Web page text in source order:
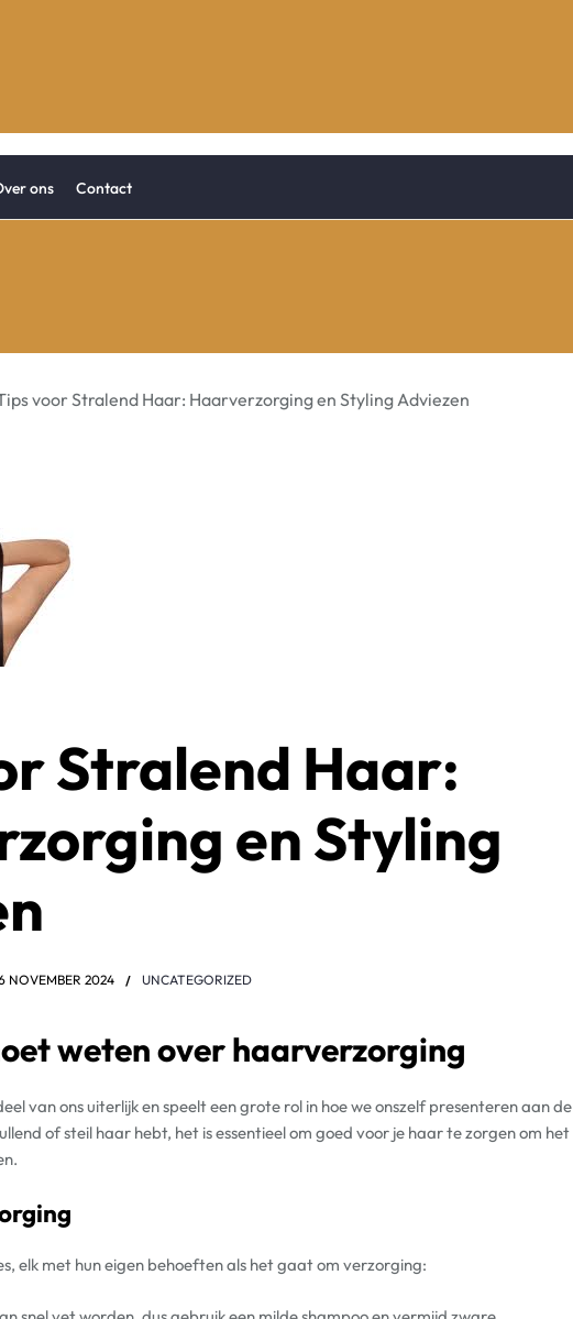
ons Contact
voor Stralend Haar: Haarverzorging en Styling Adviezen
Stralend Haar:
en Styling
NOVEMBER 2024 UNCATEGORIZED
weten over haarverzorging
van ons uiterlijk en speelt een grote rol in hoe we onszelf presenteren aan de
of steil haar hebt, het is essentieel om goed voor je haar te zorgen om het
elk met hun eigen behoeften als het gaat om verzorging: